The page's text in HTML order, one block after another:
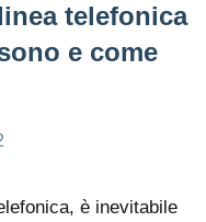
telefonica
e come
è inevitabile